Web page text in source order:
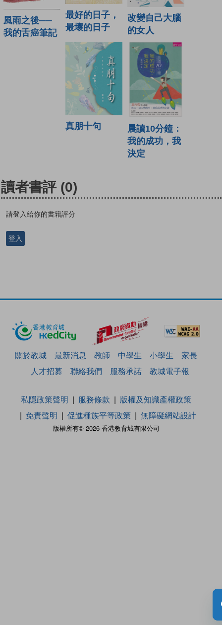
風雨之後──
我的舌癌筆記
最好的日子，
最壞的日子
改變自己大腦
的女人
真朋十句
晨讀10分鐘：
我的成功，我
決定
讀者書評 (0)
請登入給你的書籍評分
登入
關於教城 最新消息 教師 中學生 小學生
家長
人才招募
聯絡我們 服務承諾 教城電子報
版權所有© 2026 香港教育城有限公司
私隱政策聲明 服務條款
版權及知識產權政策
免責聲明
促進種族平等政策 無障礙網站設計